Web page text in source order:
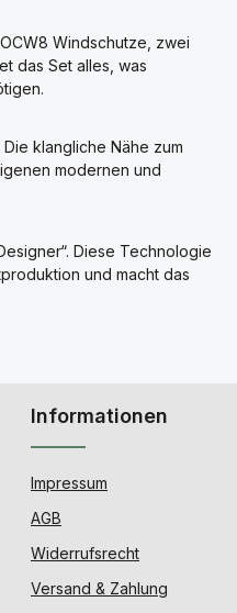
Windschutze, zwei
das Set alles, was
klangliche Nähe zum
modernen und
Diese Technologie
und macht das
Informationen
Impressum
AGB
Widerrufsrecht
Versand & Zahlung